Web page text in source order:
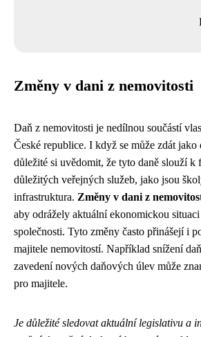
Změny v dani z nemovitosti
Daň z nemovitosti je nedílnou součástí
České republice. I když se může zdát
důležité si uvědomit, že tyto daně slouží k
důležitých veřejných služeb, jako jsou
infrastruktura. Změny v dani z
aby odrážely aktuální ekonomickou
společnosti. Tyto změny často přinášejí i
majitele nemovitostí. Například snížení
zavedení nových daňových úlev může
pro majitele.
Je důležité sledovat aktuální legislativu a